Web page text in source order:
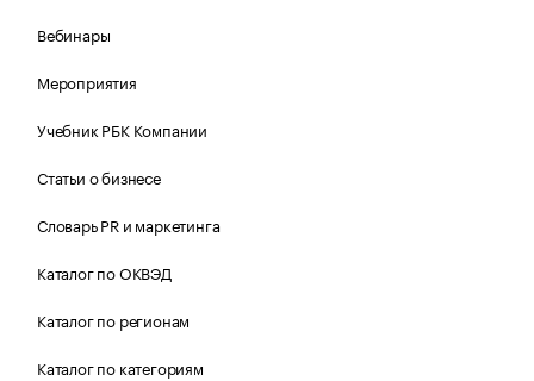
Вебинары
Мероприятия
Учебник РБК Компании
Статьи о бизнесе
Словарь PR и маркетинга
Каталог по ОКВЭД
Каталог по регионам
Каталог по категориям